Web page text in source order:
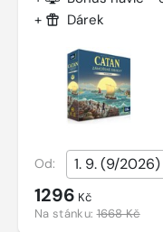
+ Dárek
Od:
1296 Kč
Na stánku:1668 Kč